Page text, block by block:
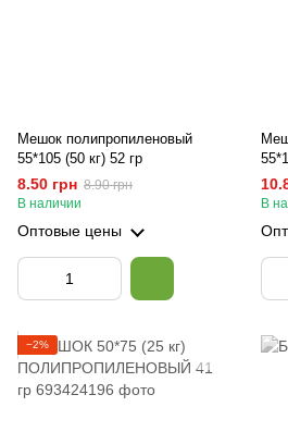
Мешок полипропиленовый
55*105 (50 кг) 52 гр
8.50 грн 8.90 грн
В наличии
Оптовые цены
В
−2%